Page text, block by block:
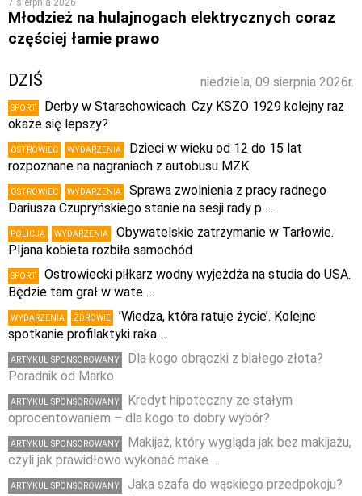
Młodzież na hulajnogach elektrycznych coraz
częściej łamie prawo
niedziela, 09 sierpnia 2026r.
DZIŚ
SPORT
Derby w Starachowicach. Czy KSZO 1929 kolejny raz
okaże się lepszy?
OSTROWIEC WYDARZENIA
Dzieci w wieku od 12 do 15 lat
rozpoznane na nagraniach z autobusu MZK
OSTROWIEC WYDARZENIA
Sprawa zwolnienia z pracy radnego
Dariusza Czupryńskiego stanie na sesji rady p …
POLICJA WYDARZENIA
Obywatelskie zatrzymanie w Tarłowie.
PIjana kobieta rozbiła samochód
SPORT
Ostrowiecki piłkarz wodny wyjeżdża na studia do USA.
Będzie tam grał w wate …
WYDARZENIA ZDROWIE
’Wiedza, która ratuje życie’. Kolejne
spotkanie profilaktyki raka …
ARTYKUŁ SPONSOROWANY
Dla kogo obrączki z białego złota?
Poradnik od Marko
ARTYKUŁ SPONSOROWANY
Kredyt hipoteczny ze stałym
oprocentowaniem – dla kogo to dobry wybór?
ARTYKUŁ SPONSOROWANY
Makijaż, który wygląda jak bez makijażu,
czyli jak prawidłowo wykonać make …
ARTYKUŁ SPONSOROWANY
Jaka szafa do wąskiego przedpokoju?